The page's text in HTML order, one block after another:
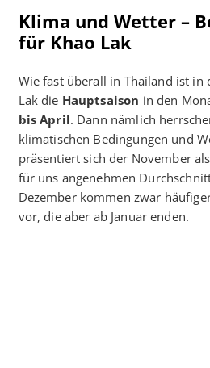
Klima und Wetter –
für Khao Lak
Wie fast überall in Thailand ist in
Lak die Hauptsaison in den
bis April. Dann nämlich
klimatischen Bedingungen und
präsentiert sich der November
für uns angenehmen
Dezember kommen zwar
vor, die aber ab Januar enden.